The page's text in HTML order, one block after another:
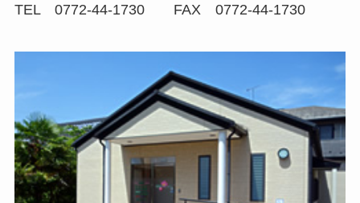
TEL 0772-44-1730 FAX 0772-44-1730